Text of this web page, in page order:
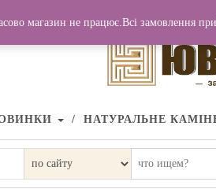
НАТУРАЛЬНЕ
магазин не працює.Всі замовлення